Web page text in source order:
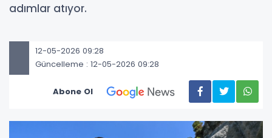
adımlar atıyor.
12-05-2026 09:28
Güncelleme : 12-05-2026 09:28
Abone Ol